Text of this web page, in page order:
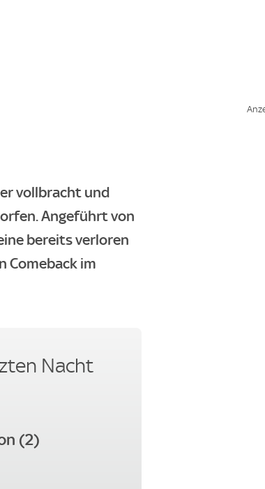
vollbracht und
Angeführt von
bereits verloren
Comeback im
Nacht
(2)